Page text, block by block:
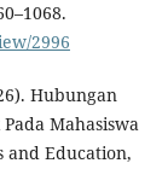
2996
Hubungan
Mahasiswa
and Education,